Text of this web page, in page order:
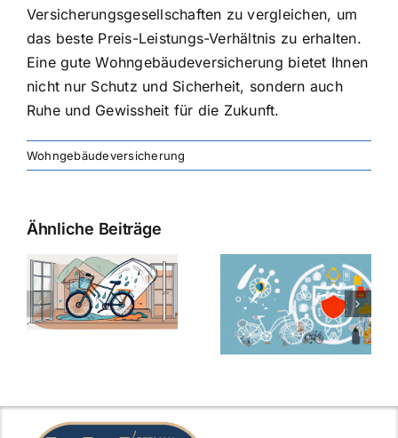
Versicherungsgesellschaften zu vergleichen, um
das beste Preis-Leistungs-Verhältnis zu erhalten.
Eine gute Wohngebäudeversicherung bietet Ihnen
nicht nur Schutz und Sicherheit, sondern auch
Ruhe und Gewissheit für die Zukunft.
Wohngebäudeversicherung
Ähnliche Beiträge